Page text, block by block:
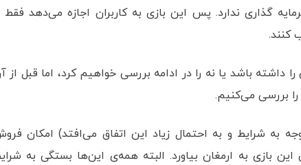
گذاری ندارد. پس این بازی به کاربران اجازه می‌دهد فقط
کنند.
داشته باشد یا نه را در ادامه بررسی خواهیم کرد، اما قبل از
را بررسی می‌کنیم.
به شرایط و به احتمال زیاد این اتفاق می‌افتد) امکان
این بازی به ارمغان بیاورد. البته همه‌ی این‌ها بستگی به